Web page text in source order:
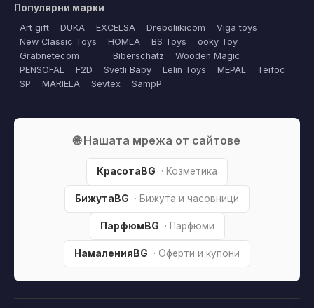
Популярни марки
Art gift DUKA EXCELSA Dreboliikicom
Viga toys
New Classic Toys
HOMLA BS Toys
ooky Toy
Grabnetecom
Biberschatz
Wooden Magic
PENSOFAL
F2D Svetli Baby Lelin Toys MEPAL
Teifoc
SP
MARIELA Sevtex SampP
🌐 Нашата мрежа от сайтове
КрасотаBG · Козметика
БижутаBG · Бижута и часовници
ПарфюмBG · Парфюми
НамаленияBG · Оферти и купони